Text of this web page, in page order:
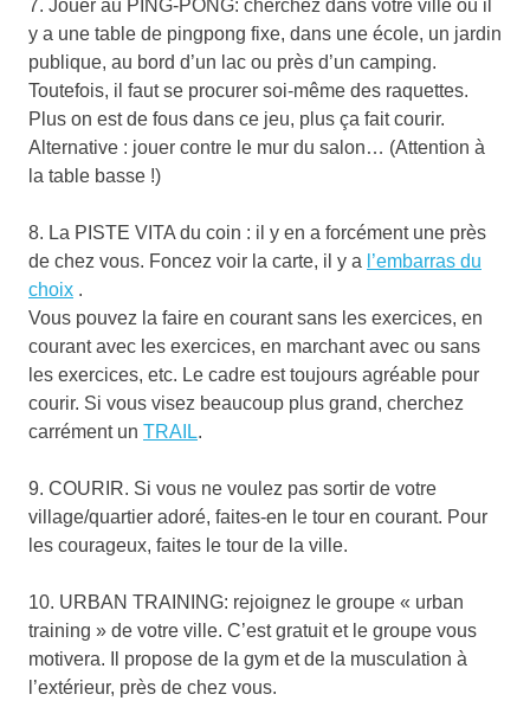
7. Jouer au PING-PONG: cherchez dans votre ville où il
y a une table de pingpong fixe, dans une école, un jardin
publique, au bord d’un lac ou près d’un camping.
Toutefois, il faut se procurer soi-même des raquettes.
Plus on est de fous dans ce jeu, plus ça fait courir.
Alternative : jouer contre le mur du salon… (Attention à
la table basse !)
8. La PISTE VITA du coin : il y en a forcément une près
de chez vous. Foncez voir la carte, il y a l’embarras du
choix .
Vous pouvez la faire en courant sans les exercices, en
courant avec les exercices, en marchant avec ou sans
les exercices, etc. Le cadre est toujours agréable pour
courir. Si vous visez beaucoup plus grand, cherchez
carrément un TRAIL.
9. COURIR. Si vous ne voulez pas sortir de votre
village/quartier adoré, faites-en le tour en courant. Pour
les courageux, faites le tour de la ville.
10. URBAN TRAINING: rejoignez le groupe « urban
training » de votre ville. C’est gratuit et le groupe vous
motivera. Il propose de la gym et de la musculation à
l’extérieur, près de chez vous.